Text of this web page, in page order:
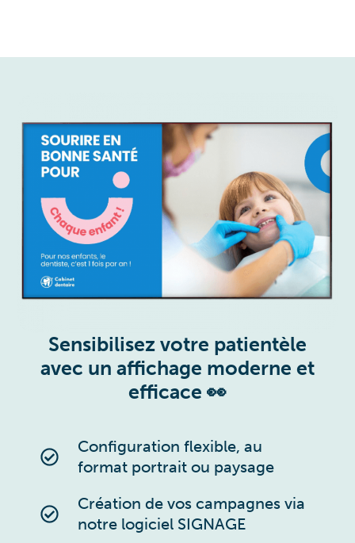
Sensibilisez votre patientèle
avec un affichage moderne et
efficace 👀
Configuration flexible, au
format portrait ou paysage
Création de vos campagnes via
notre logiciel SIGNAGE